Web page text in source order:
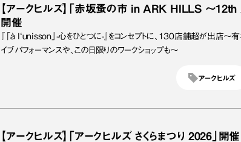
【アークヒルズ】「赤坂蚤の市 in ARK HILLS ～12th
開催
『「à l‘unisson」-心をひとつに-』をコンセプトに、130店舗超が出店～有
イブパフォーマンスや、この日限りのワークショップも〜
アークヒルズ
【アークヒルズ】「アークヒルズ さくらまつり 2026」開催